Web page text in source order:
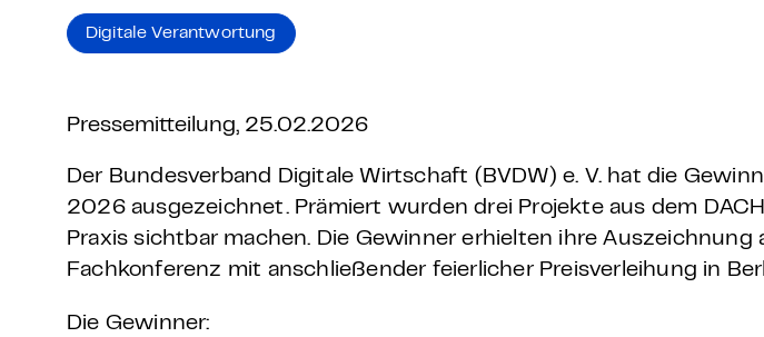
Product Management Bootcamp
Digitale Verantwortung
Pressemitteilung, 25.02.2026
Der Bundesverband Digitale Wirtschaft (BVDW) e. V. hat die
2026 ausgezeichnet. Prämiert wurden drei Projekte aus dem
Praxis sichtbar machen. Die Gewinner erhielten ihre
Fachkonferenz mit anschließender feierlicher Preisverleihung in
Die Gewinner: